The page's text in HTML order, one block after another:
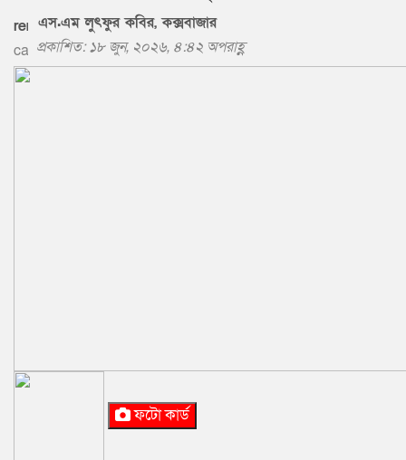
এস.এম লুৎফুর কবির, কক্সবাজার
প্রকাশিত: ১৮ জুন, ২০২৬, ৪:৪২ অপরাহ্ণ
ফটো কার্ড